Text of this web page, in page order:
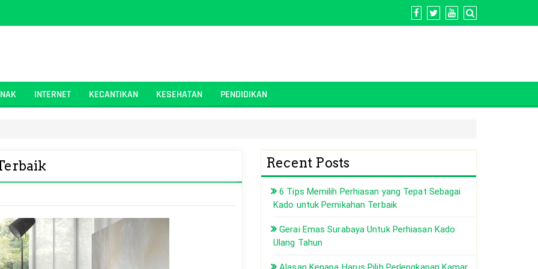
INTERNET KECANTIKAN KESEHATAN PENDIDIKAN
Recent Posts
6 Tips Memilih Perhiasan yang Tepat Sebagai
Kado untuk Pernikahan Terbaik
Gerai Emas Surabaya Untuk Perhiasan Kado
Ulang Tahun